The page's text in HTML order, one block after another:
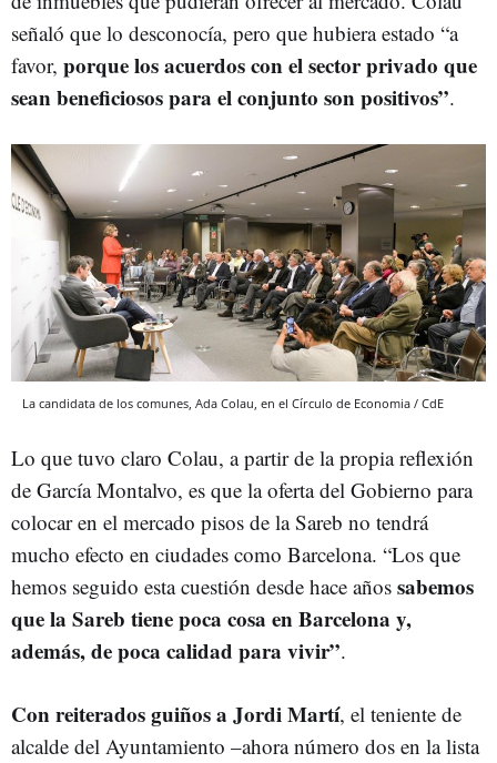
señaló que lo desconocía, pero que hubiera estado “a
favor, porque los acuerdos con el sector privado que
sean beneficiosos para el conjunto son positivos”.
La candidata de los comunes, Ada Colau, en el Círculo de Economia / CdE
Lo que tuvo claro Colau, a partir de la propia reflexión
de García Montalvo, es que la oferta del Gobierno para
colocar en el mercado pisos de la Sareb no tendrá
mucho efecto en ciudades como Barcelona. “Los que
hemos seguido esta cuestión desde hace años sabemos
que la Sareb tiene poca cosa en Barcelona y,
además, de poca calidad para vivir”.
Con reiterados guiños a Jordi Martí, el teniente de
alcalde del Ayuntamiento –ahora número dos en la lista